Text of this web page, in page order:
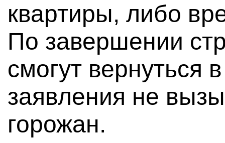
квартиры, либо
По завершении
смогут вернуться
заявления не
горожан.